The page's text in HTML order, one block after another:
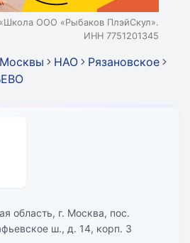
ООО «Рыбаков ПлэйСкул».
ИНН 7751201345
НАО
Рязановское
область, г. Москва, пос.
ш., д. 14, корп. 3